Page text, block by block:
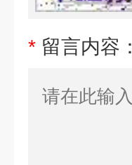
* 留言内容：